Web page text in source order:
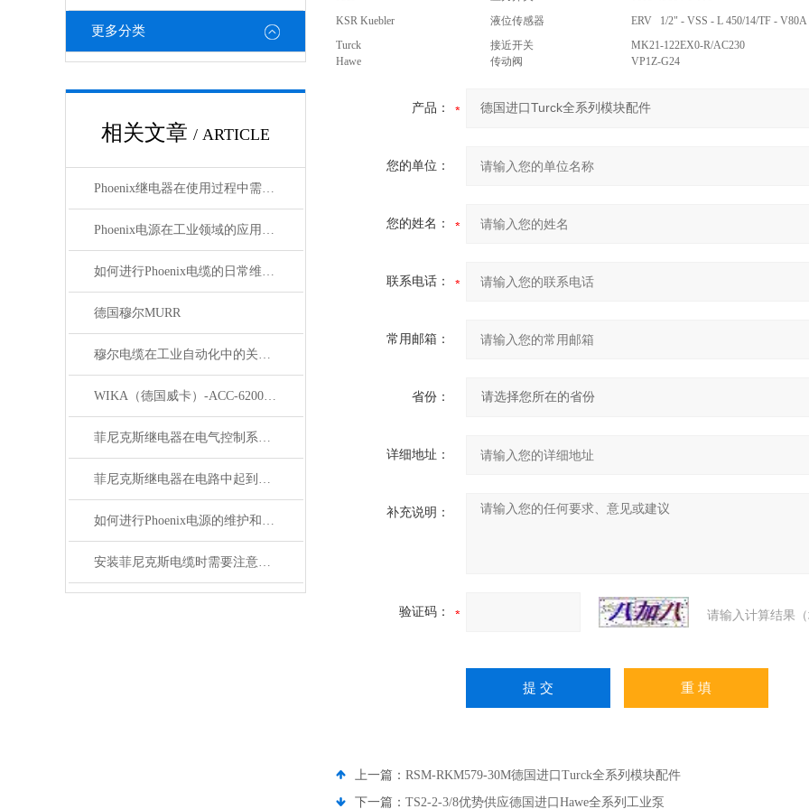
更多分类
相关文章 / ARTICLE
Phoenix继电器在使用过程中需要注意哪些事项？
Phoenix电源在工业领域的应用与优势
如何进行Phoenix电缆的日常维护和保养？
德国穆尔MURR
穆尔电缆在工业自动化中的关键角色
WIKA（德国威卡）-ACC-6200系列压力变送器简介
菲尼克斯继电器在电气控制系统中的应用
菲尼克斯继电器在电路中起到什么作用？
如何进行Phoenix电源的维护和保养？
安装菲尼克斯电缆时需要注意哪些事项？
KSR Kuebler
液位传感器
ERV 1/2" - VSS - L 450/14/TF - V80A
Turck
接近开关
MK21-122EX0-R/AC230
Hawe
传动阀 VP1Z-G24
产品：
您的单位：
您的姓名：
联系电话：
常用邮箱：
省份：
详细地址：
补充说明：
验证码： 请输入计算结果
上一篇： RSM-RKM579-30M德国进口Turck全系列模块配件
下一篇： TS2-2-3/8优势供应德国进口Hawe全系列工业泵